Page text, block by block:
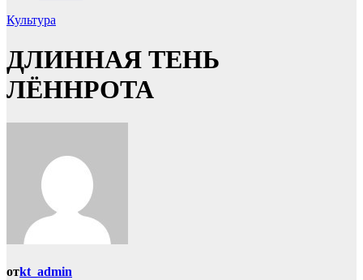
Культура
ДЛИННАЯ ТЕНЬ
ЛЁННРОТА
отkt_admin